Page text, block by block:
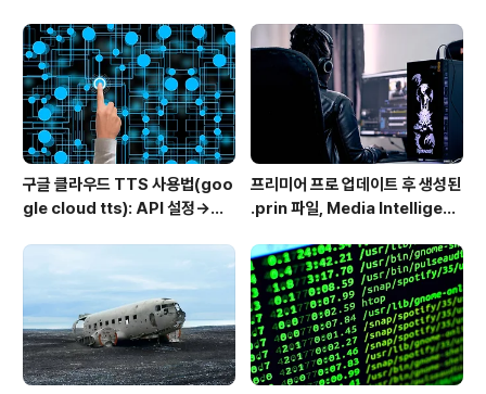
구글 클라우드 TTS 사용법(goo
gle cloud tts): API 설정→음
프리미어 프로 업데이트 후 생성된
.prin 파일, Media Intelligenc